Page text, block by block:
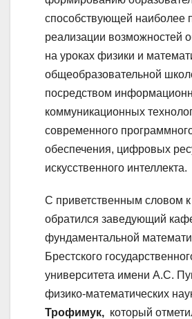
способствующей наиболее
реализации возможностей
на уроках физики и
общеобразовательной
посредством
коммуникационных
современного
обеспечения, цифровых
искусственного интеллекта.
С приветственным словом к
обратился заведующий
фундаментальной
Брестского
университета имени А.С.
физико-математических
Трофимук, который